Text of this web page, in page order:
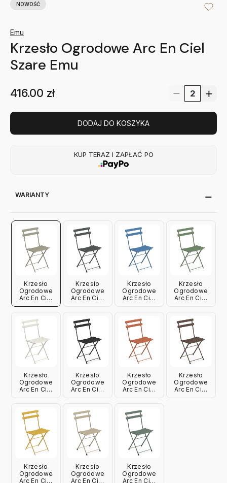
NOWOŚĆ
Emu
Krzesło Ogrodowe Arc En Ciel
Szare Emu
416.00 zł
DODAJ DO KOSZYKA
KUP TERAZ I ZAPŁAĆ PO
WARIANTY
Krzesło
Ogrodowe
Arc En Ciel
Szare Emu
Krzesło
Ogrodowe
Arc En Ciel
Krzesło
Ogrodowe
Arc En Ciel
Krzesło
Ogrodowe
Arc En Ciel
Krzesło
Ogrodowe
Arc En Ciel
Krzesło
Ogrodowe
Arc En Ciel
Krzesło
Ogrodowe
Arc En Ciel
Krzesło
Ogrodowe
Arc En Ciel
Krzesło
Ogrodowe
Arc En Ciel
Krzesło
Ogrodowe
Arc En Ciel
Krzesło
Ogrodowe
Arc En Ciel